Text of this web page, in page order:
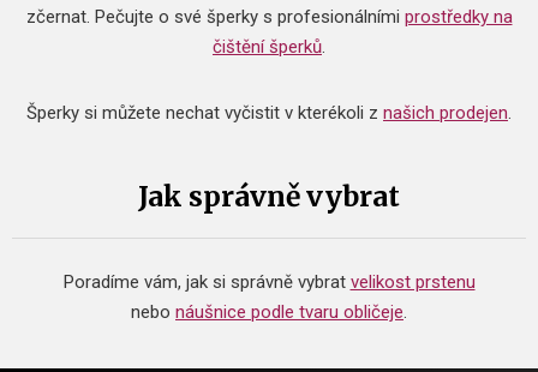
zčernat. Pečujte o své šperky s profesionálními prostředky na
čištění šperků.
Šperky si můžete nechat vyčistit v kterékoli z našich prodejen.
Jak správně vybrat
Poradíme vám, jak si správně vybrat velikost prstenu
nebo náušnice podle tvaru obličeje.